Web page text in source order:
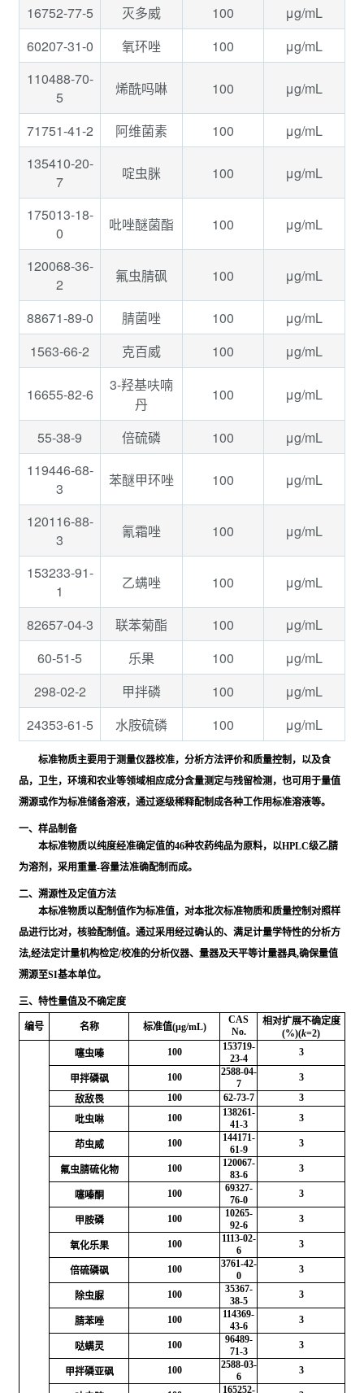
16752-77-5 灭多威 100
μg/mL
60207-31-0
氧环唑 100
μg/mL
110488-70-
5
烯酰吗啉 100 μg/mL
71751-41-2 阿维菌素 100
μg/mL
135410-20-
7
啶虫脒 100 μg/mL
175013-18-
0
吡唑醚菌酯 100 μg/mL
120068-36-
2
氟虫腈砜 100 μg/mL
88671-89-0 腈菌唑 100
μg/mL
1563-66-2
克百威 100 μg/mL
16655-82-6
3-羟基呋喃
丹
100 μg/mL
55-38-9 倍硫磷 100
μg/mL
119446-68-
3
苯醚甲环唑 100 μg/mL
120116-88-
3
氰霜唑 100 μg/mL
153233-91-
1
乙螨唑 100 μg/mL
82657-04-3 联苯菊酯 100
μg/mL
60-51-5
乐果 100
μg/mL
298-02-2
甲拌磷 100
μg/mL
24353-61-5
水胺硫磷 100 μg/mL
标准物质主要用于测量仪器校准，分析方法评价和质量控制，以及食
品，卫生，环境和农业等领域相应成分含量测定与残留检测，也可用于量值
溯源或作为标准储备溶液，通过逐级稀释配制成各种工作用标准溶液等。
一、样品制备
本标准物质以纯度经准确定值的46种农药纯品为原料，以HPLC级乙腈
为溶剂，采用重量-容量法准确配制而成。
二、溯源性及定值方法
本标准物质以配制值作为标准值，对本批次标准物质和质量控制对照样
品进行比对，核验配制值。通过采用经过确认的、满足计量学特性的分析方
法,经法定计量机构检定/校准的分析仪器、量器及天平等计量器具,确保量值
溯源至SI基本单位。
三、特性量值及不确定度
编号 名称 标准值(μg/mL)
CAS
No.
相对扩展不确定度
(%)(k=2)
噻虫嗪 100
153719-
23-4
3
甲拌磷砜 100
2588-04-
7
3
敌敌畏
100 62-73-7
3
吡虫啉
100
138261-
41-3
3
茚虫威 100
144171-
61-9
3
氟虫腈硫化物 100
120067-
83-6
3
噻嗪酮 100
69327-
76-0
3
甲胺磷 100
10265-
92-6
3
氧化乐果 100
1113-02-
6
3
倍硫磷砜 100
3761-42-
0
3
除虫脲 100
35367-
38-5
3
腈苯唑 100
114369-
43-6
3
哒螨灵 100
96489-
71-3
3
甲拌磷亚砜 100
2588-03-
6
3
165252-